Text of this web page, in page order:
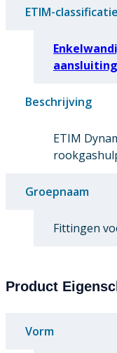
ETIM-classificatie
Beschrijving
ETIM
Groepnaam
Fittingen
Product
Vorm